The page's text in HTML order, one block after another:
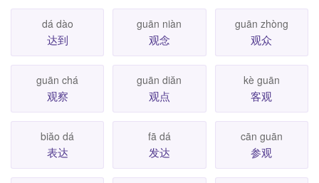
dá dào
达到
guān niàn
观念
guān zhòng
观众
guān chá
观察
guān diăn
观点
kè guān
客观
biăo dá
表达
fā dá
发达
cān guān
参观